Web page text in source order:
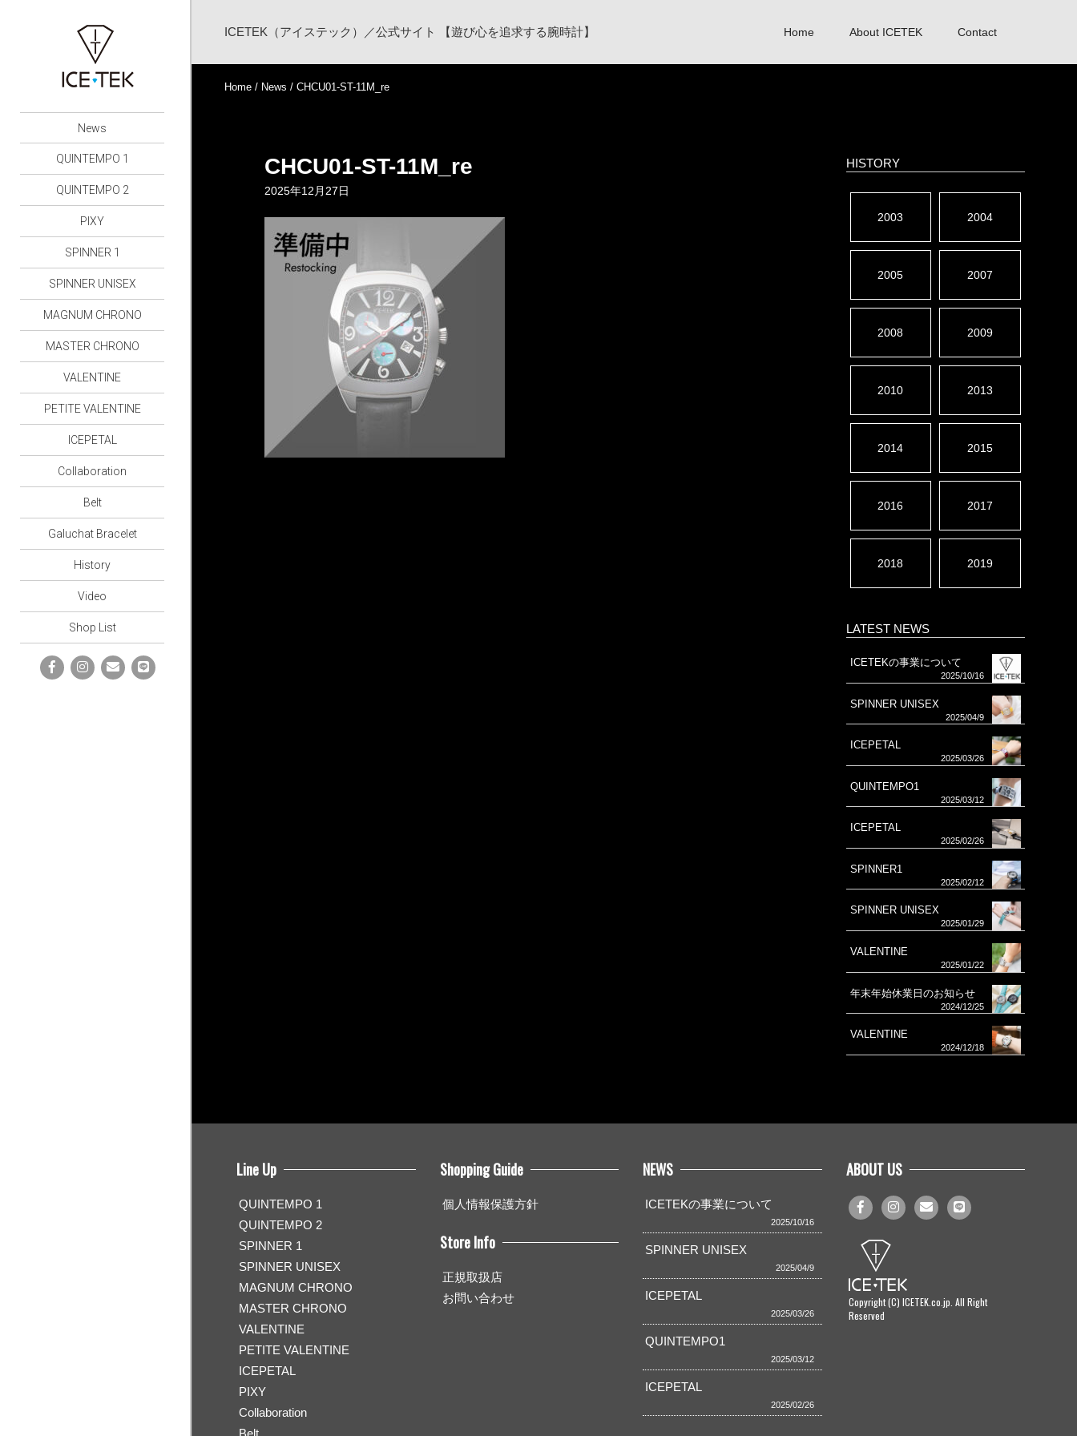
ICETEK（アイステック）／公式サイト 【遊び心を追求する腕時計】 Home About ICETEK Contact
News
QUINTEMPO 1
QUINTEMPO 2
PIXY
SPINNER 1
SPINNER UNISEX
MAGNUM CHRONO
MASTER CHRONO
VALENTINE
PETITE VALENTINE
ICEPETAL
Collaboration
Belt
Galuchat Bracelet
History
Video
Shop List
Home / News / CHCU01-ST-11M_re
CHCU01-ST-11M_re
2025年12月27日
HISTORY
2003 2004
2005 2007
2008 2009
2010 2013
2014 2015
2016 2017
2018 2019
LATEST NEWS
ICETEKの事業について
2025/10/16
SPINNER UNISEX
2025/04/9
ICEPETAL
2025/03/26
QUINTEMPO1
2025/03/12
ICEPETAL
2025/02/26
SPINNER1
2025/02/12
SPINNER UNISEX
2025/01/29
VALENTINE
2025/01/22
年末年始休業日のお知らせ
2024/12/25
VALENTINE
2024/12/18
Line Up
QUINTEMPO 1
QUINTEMPO 2
SPINNER 1
SPINNER UNISEX
MAGNUM CHRONO
MASTER CHRONO
VALENTINE
PETITE VALENTINE
ICEPETAL
PIXY
Collaboration
Belt
Shopping Guide
個人情報保護方針
Store Info
正規取扱店
お問い合わせ
NEWS
ICETEKの事業について
2025/10/16
SPINNER UNISEX
2025/04/9
ICEPETAL
2025/03/26
QUINTEMPO1
2025/03/12
ICEPETAL
2025/02/26
ABOUT US
Copyright (C) ICETEK.co.jp. All Right
Reserved